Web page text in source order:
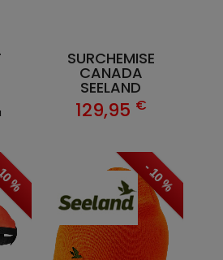
SURCHEMISE
CANADA
SEELAND
129,95 €
% - 10 %